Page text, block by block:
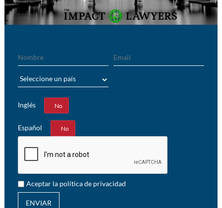
Inglés
Sí No
Español
Sí No
Aceptar la política de privacidad
ENVIAR